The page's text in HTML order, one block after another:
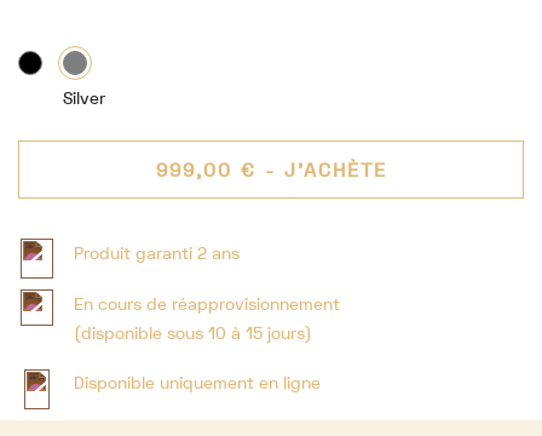
Silver
999,00 € - J'ACHÈTE
Produit garanti 2 ans
En cours de réapprovisionnement
(disponible sous 10 à 15 jours)
Disponible uniquement en ligne